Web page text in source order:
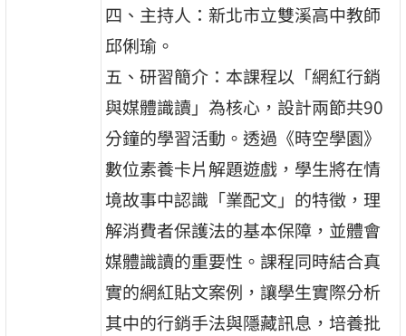
四、主持人：新北市立雙溪高中教師
邱俐瑜。
五、研習簡介：本課程以「網紅行銷
與媒體識讀」為核心，設計兩節共90
分鐘的學習活動。透過《時空學園》
數位素養卡片解題遊戲，學生將在情
境故事中認識「業配文」的特徵，理
解消費者保護法的基本保障，並體會
媒體識讀的重要性。課程同時結合真
實的網紅貼文案例，讓學生實際分析
其中的行銷手法與隱藏訊息，培養批